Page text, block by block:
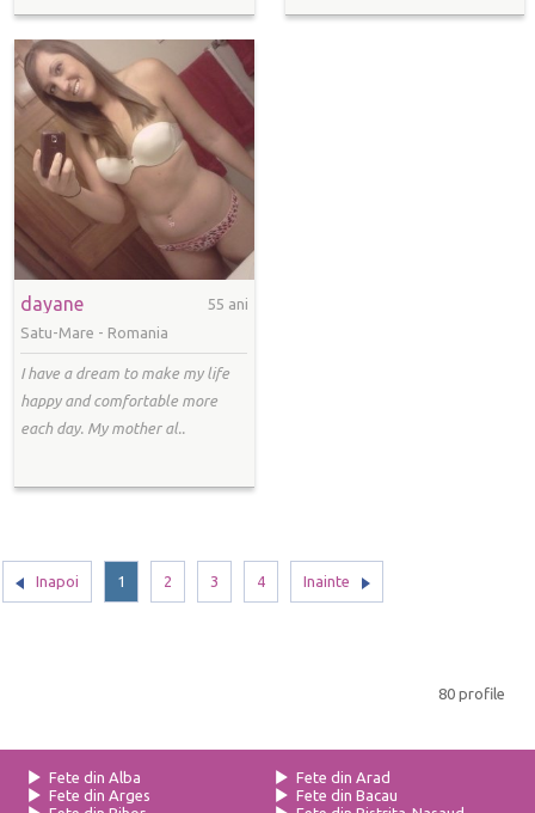
dayane
55 ani
Satu-Mare - Romania
I have a dream to make my life
happy and comfortable more
each day. My mother al..
Inapoi 1 2 3 4 Inainte
80 profile
Fete din Alba
Fete din Arad
Fete din Arges
Fete din Bacau